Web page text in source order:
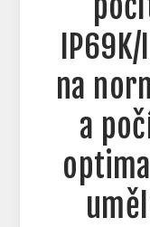
na
a